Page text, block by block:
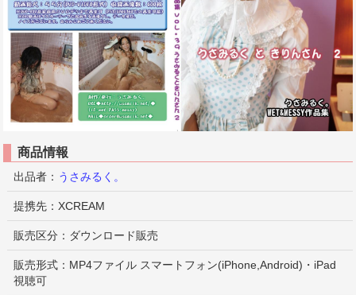
商品情報
出品者： うさみるく。
提携先：XCREAM
販売区分：ダウンロード販売
販売形式：MP4ファイル スマートフォン(iPhone,Android)・iPad
視聴可